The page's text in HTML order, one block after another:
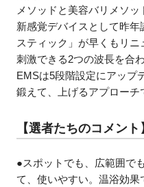
メソッドと美容バリメソ
新感覚デバイスとして昨
スティック」が早くもリ
刺激できる2つの波長を合
EMSは5段階設定にアップ
鍛えて、上げるアプローチ
【選者たちのコメント
●スポットでも、広範囲で
て、使いやすい。温浴効